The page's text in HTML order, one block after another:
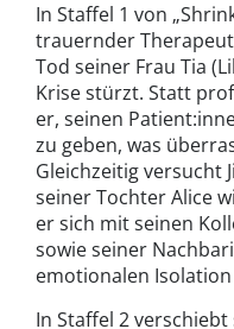
In Staffel 1 von
trauernder
Tod seiner Frau Tia
Krise stürzt. Statt
er, seinen
zu geben, was
Gleichzeitig versucht
seiner Tochter Alice
er sich mit seinen
sowie seiner
emotionalen
In Staffel 2